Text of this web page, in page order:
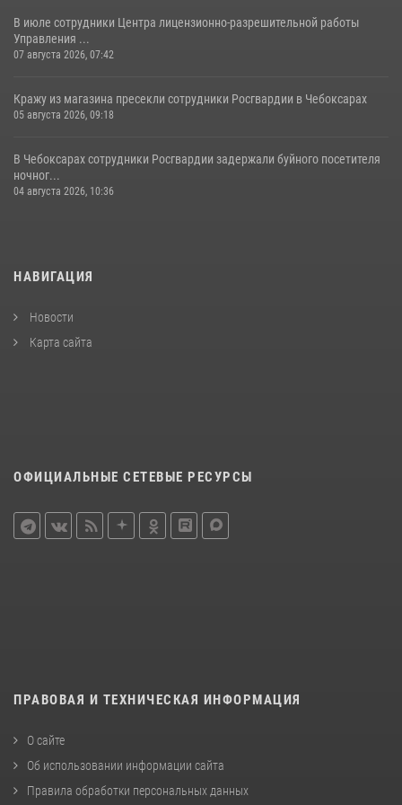
В июле сотрудники Центра лицензионно-разрешительной работы
Управления ...
07 августа 2026, 07:42
Кражу из магазина пресекли сотрудники Росгвардии в Чебоксарах
05 августа 2026, 09:18
В Чебоксарах сотрудники Росгвардии задержали буйного посетителя
ночног...
04 августа 2026, 10:36
НАВИГАЦИЯ
Новости
Карта сайта
ОФИЦИАЛЬНЫЕ СЕТЕВЫЕ РЕСУРСЫ
ПРАВОВАЯ И ТЕХНИЧЕСКАЯ ИНФОРМАЦИЯ
О сайте
Об использовании информации сайта
Правила обработки персональных данных